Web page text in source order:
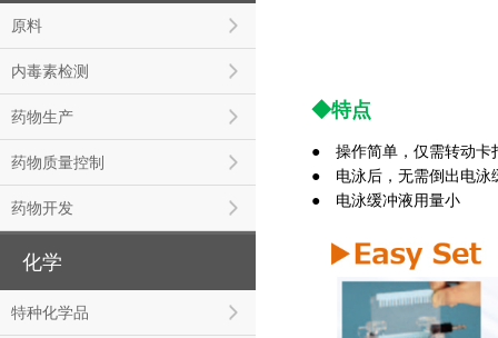
原料
内毒素检测
药物生产
药物质量控制
药物开发
化学
特种化学品
◆特点
● 操作简单 ，仅需转动
● 电泳后，无需倒出电泳
● 电泳缓冲液用量小